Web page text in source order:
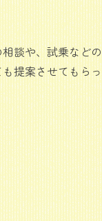
談や、試乗などの
提案させてもらっ